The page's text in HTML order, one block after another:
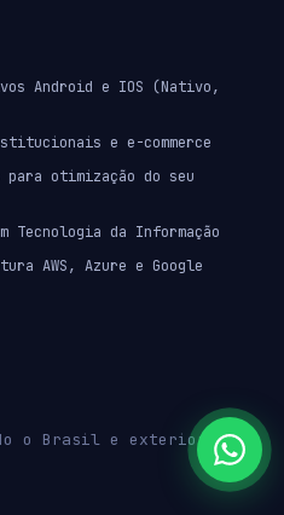
Android e IOS (Nativo,
e e-commerce
para otimização do seu
Tecnologia da Informação
AWS, Azure e Google
o Brasil e exterior